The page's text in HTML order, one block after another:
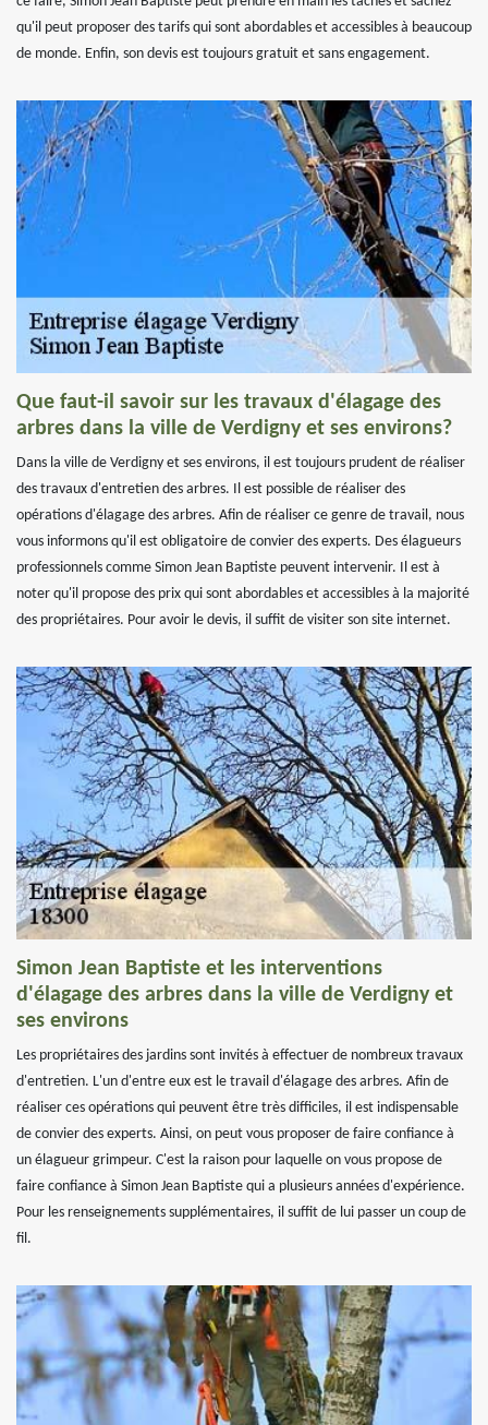
qu'il peut proposer des tarifs qui sont abordables et accessibles à beaucoup
de monde. Enfin, son devis est toujours gratuit et sans engagement.
Que faut-il savoir sur les travaux d'élagage des
arbres dans la ville de Verdigny et ses environs?
Dans la ville de Verdigny et ses environs, il est toujours prudent de réaliser
des travaux d'entretien des arbres. Il est possible de réaliser des
opérations d'élagage des arbres. Afin de réaliser ce genre de travail, nous
vous informons qu'il est obligatoire de convier des experts. Des élagueurs
professionnels comme Simon Jean Baptiste peuvent intervenir. Il est à
noter qu'il propose des prix qui sont abordables et accessibles à la majorité
des propriétaires. Pour avoir le devis, il suffit de visiter son site internet.
Simon Jean Baptiste et les interventions
d'élagage des arbres dans la ville de Verdigny et
ses environs
Les propriétaires des jardins sont invités à effectuer de nombreux travaux
d'entretien. L'un d'entre eux est le travail d'élagage des arbres. Afin de
réaliser ces opérations qui peuvent être très difficiles, il est indispensable
de convier des experts. Ainsi, on peut vous proposer de faire confiance à
un élagueur grimpeur. C'est la raison pour laquelle on vous propose de
faire confiance à Simon Jean Baptiste qui a plusieurs années d'expérience.
Pour les renseignements supplémentaires, il suffit de lui passer un coup de
fil.